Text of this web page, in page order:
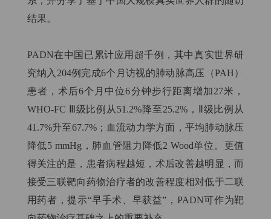
结果。
PADN在中国已累计应用超千例，其中真实世界研
究纳入204例完成6个月访视的肺动脉高压（PAH）
患者，术后6个月中位6分钟步行距离增加27米，
WHO-FC Ⅲ级比例从51.2%降至25.2%，Ⅱ级比例从
41.7%升至67.7%；血流动力学方面，平均肺动脉压
降低5 mmHg，肺血管阻力降低2 Wood单位。更值
得关注的是，患者病程越短，术后改善越明显，而
接受三联靶向药物治疗者的改善程度相对低于二联
用药者，提示“早手术、早获益”，PADN可作为靶